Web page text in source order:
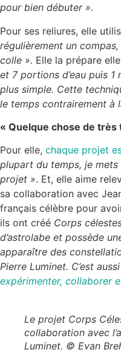
pour bien débuter ».
Pour ses reliures, elle
régulièrement un
colle ». Elle la prépare
et 7 portions d’eau puis
plus simple. Cette
le temps contrairement à
« Quelque chose de très
Pour elle, chaque projet
plupart du temps, je
projet ». Et, elle aime
sa collaboration avec
français célèbre pour
ils ont créé Corps
d’astrolabe et possède
apparaître des
Pierre Luminet. C’est
expérimenter, collaborer
Le projet Corps
collaboration avec
Luminet. © Evan